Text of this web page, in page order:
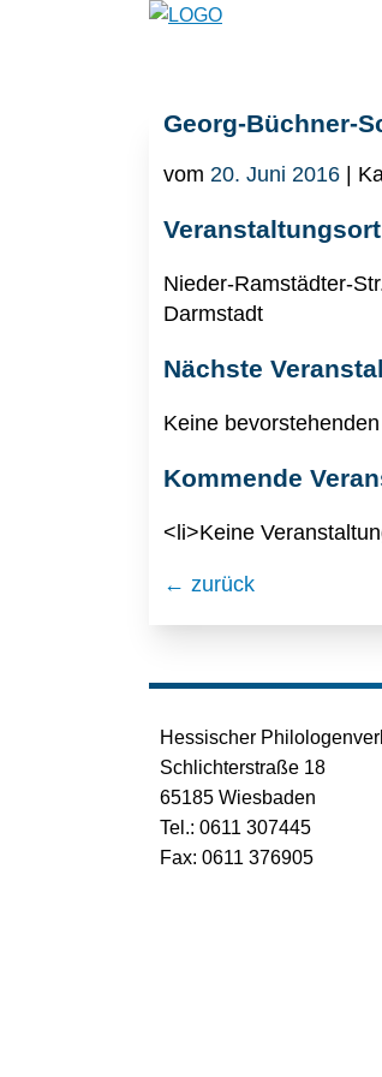
Georg-Büchner-
vom 20. Juni 2016 |
Veranstaltungsort
Nieder-Ramstädter-
Darmstadt
Nächste
Keine
Kommende
<li>Keine
← zurück
Hessischer
Schlichterstraße 18
65185 Wiesbaden
Tel.: 0611 307445
Fax: 0611 376905